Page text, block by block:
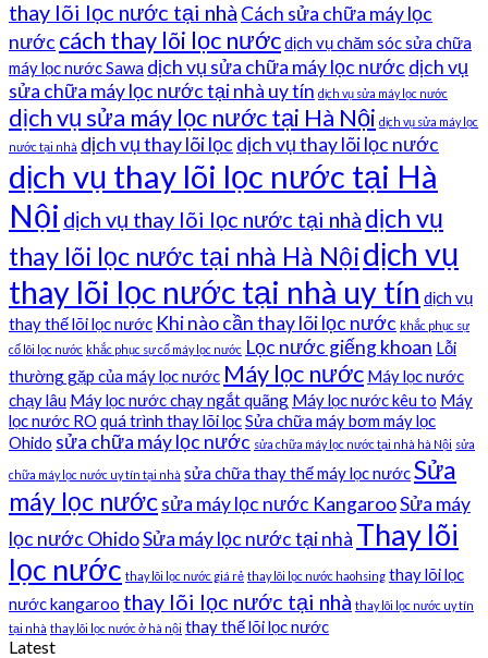
thay lõi lọc nước tại nhà Cách sửa chữa máy lọc
nước cách thay lõi lọc nướcdịch vụ chăm sóc sửa chữa
máy lọc nước Sawa dịch vụ sửa chữa máy lọc nước dịch vụ
sửa chữa máy lọc nước tại nhà uy tín dịch vụ sửa máy lọc nước
dịch vụ sửa máy lọc nước tại Hà Nội dịch vụ sửa máy lọc
nước tại nhà dịch vụ thay lõi lọc dịch vụ thay lõi lọc nước
dịch vụ thay lõi lọc nước tại Hà
Nội dịch vụ thay lõi lọc nước tại nhà dịch vụ
thay lõi lọc nước tại nhà Hà Nộidịch vụ
thay lõi lọc nước tại nhà uy tín dịch vụ
thay thế lõi lọc nước Khi nào cần thay lõi lọc nước khắc phục sự
cố lõi lọc nước khắc phục sự cố máy lọc nước Lọc nước giếng khoan Lỗi
thường gặp của máy lọc nước Máy lọc nước Máy lọc nước
chạy lâu Máy lọc nước chạy ngắt quãng Máy lọc nước kêu to Máy
lọc nước RO quá trình thay lõi lọcSửa chữa máy bơm máy lọc
Ohido sửa chữa máy lọc nước sửa chữa máy lọc nước tại nhà hà Nội sửa
chữa máy lọc nước uy tín tại nhà sửa chữa thay thế máy lọc nướcSửa
máy lọc nướcsửa máy lọc nước KangarooSửa máy
lọc nước OhidoSửa máy lọc nước tại nhà Thay lõi
lọc nước thay lõi lọc nước giá rẻ thay lõi lọc nước haohsing thay lõi lọc
nước kangaroo thay lõi lọc nước tại nhà thay lõi lọc nước uy tín
tại nhà thay lõi lọc nước ở hà nội thay thế lõi lọc nước
Latest